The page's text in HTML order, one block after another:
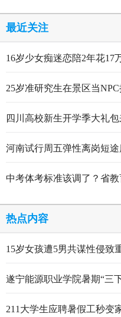
最近关注
16岁少女痴迷恋陪2年花17
25岁准研究生在景区当
四川高校新生开学季大礼包
河南试行周五弹性离岗短
中考体考标准该调了？省
热点内容
15岁女孩遭5男共谋性侵致
遂宁能源职业学院暑期“三
211大学生应聘暑假工秒变